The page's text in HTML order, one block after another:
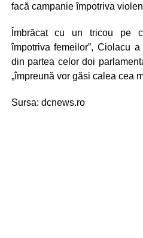
facă campanie împotriva
Îmbrăcat cu un tricou pe
împotriva femeilor”, Ciolacu
din partea celor doi
„împreună vor găsi calea cea
Sursa: dcnews.ro